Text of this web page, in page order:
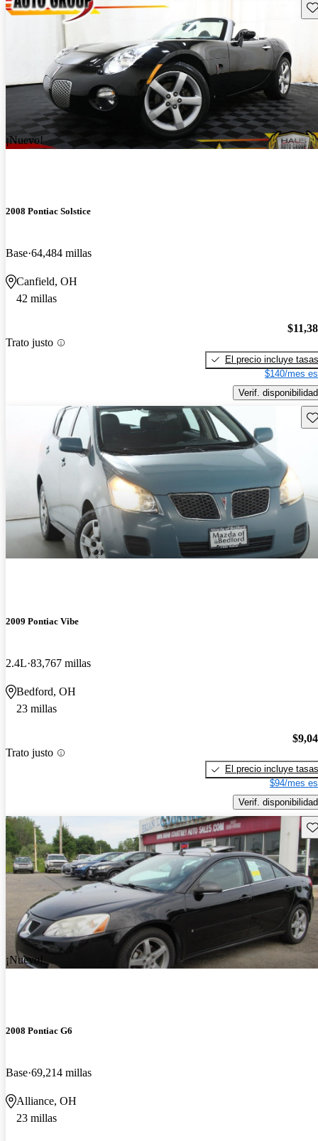
¡Nuevo!
2008 Pontiac Solstice
Base 64,484 millas
Canfield, OH
42 millas
Trato justo
El precio incluye tasas
$140/mes
Verif. disponibilidad
2009 Pontiac Vibe
2.4L 83,767 millas
Bedford, OH
23 millas
Trato justo
El precio incluye tasas
$94/mes
Verif. disponibilidad
¡Nuevo!
2008 Pontiac G6
Base 69,214 millas
Alliance, OH
23 millas